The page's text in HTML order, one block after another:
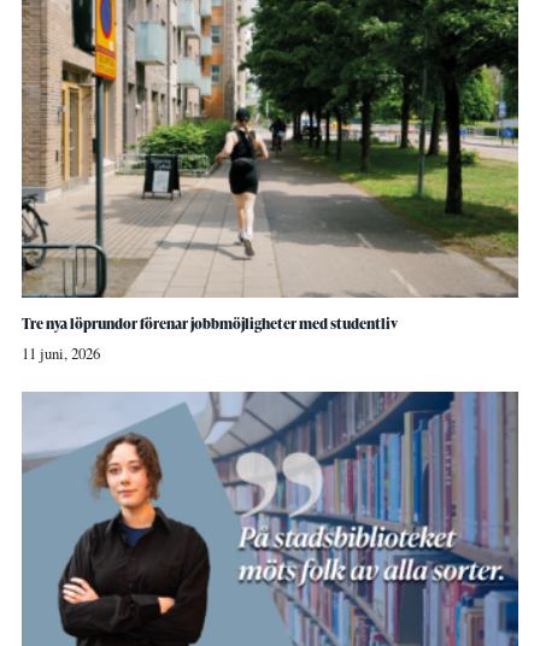
Tre nya löprundor förenar jobbmöjligheter med studentliv
11 juni, 2026